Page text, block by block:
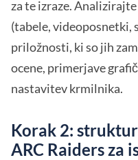
za te izraze.
(tabele, videoposnetki,
priložnosti, ki so jih
ocene, primerjave
nastavitev krmilnika.
Korak 2:
ARC Raiders za